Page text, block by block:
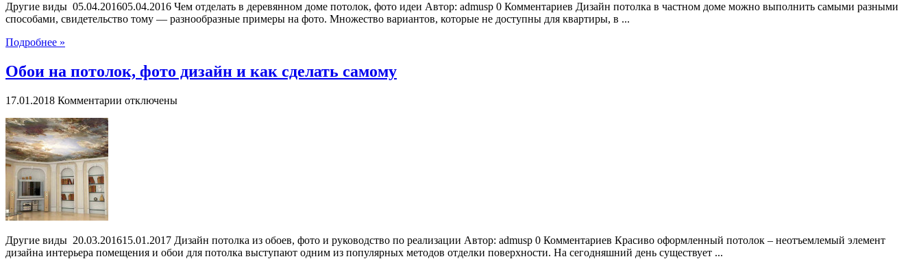
Другие виды 05.04.201605.04.2016 Чем отделать в деревянном доме потолок, фото идеи Автор: admusp 0 Комментариев Дизайн потолка в частном доме можно выполнить самыми разными
способами, свидетельство тому — разнообразные примеры на фото. Множество вариантов, которые не доступны для квартиры, в ...
Подробнее »
Обои на потолок, фото дизайн и как сделать самому
17.01.2018 Комментарии котключены
Другие виды 20.03.201615.01.2017 Дизайн потолка из обоев, фото и руководство по реализации Автор: admusp 0 Комментариев Красиво оформленный потолок – неотъемлемый элемент
дизайна интерьера помещения и обои для потолка выступают одним из популярных методов отделки поверхности. На сегодняшний день существует ...